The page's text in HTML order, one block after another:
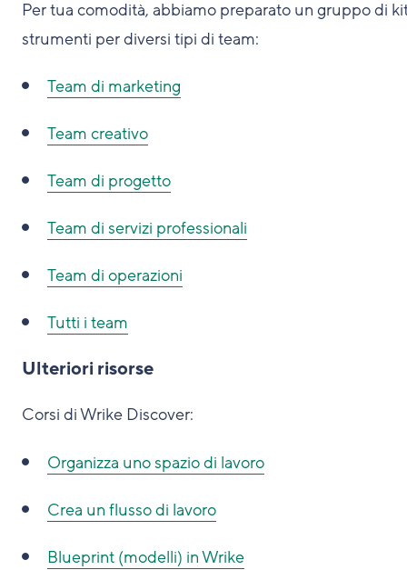
Per tua comodità, abbiamo preparato un gruppo di
strumenti per diversi tipi di team:
Team di marketing
Team creativo
Team di progetto
Team di servizi professionali
Team di operazioni
Tutti i team
Ulteriori risorse
Corsi di Wrike Discover:
Organizza uno spazio di lavoro
Crea un flusso di lavoro
Blueprint (modelli) in Wrike